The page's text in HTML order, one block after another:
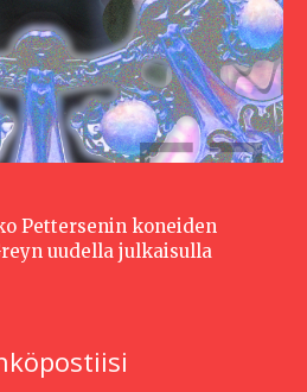
Pettersenin koneiden
uudella julkaisulla